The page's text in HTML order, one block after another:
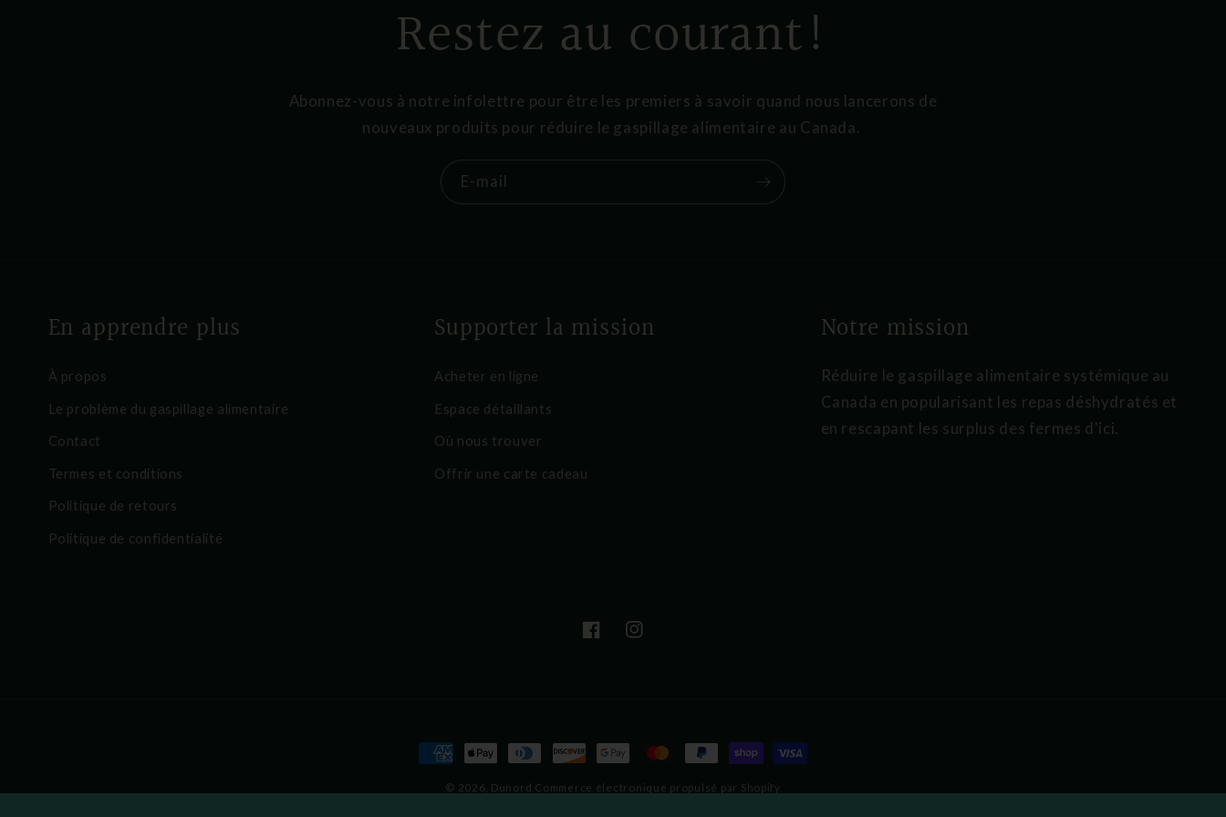
Restez au courant!
Abonnez-vous à notre infolettre pour être les premiers à savoir quand nous lancerons de
nouveaux produits pour réduire le gaspillage alimentaire au Canada.
E-mail
En apprendre plus
À propos
Le problème du gaspillage alimentaire
Contact
Termes et conditions
Politique de retours
Politique de confidentialité
Supporter la mission
Acheter en ligne
Espace détaillants
Où nous trouver
Offrir une carte cadeau
Notre mission
Réduire le gaspillage alimentaire systémique au
Canada en popularisant les repas déshydratés et
en rescapant les surplus des fermes d'ici.
FacebookInstagram
Moyens
© 2026, Dunord Commerce électronique propulsé par Shopify